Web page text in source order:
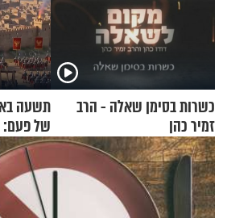
כשרות בסימן שאלה - הרב
זמיר כהן
תשעה
של פעם: